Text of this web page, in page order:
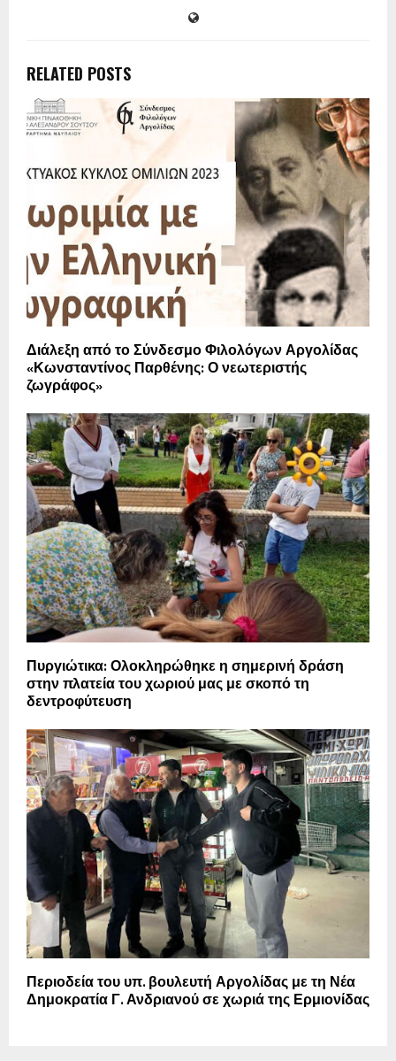
RELATED POSTS
Διάλεξη από το Σύνδεσμο Φιλολόγων Αργολίδας
«Κωνσταντίνος Παρθένης: Ο νεωτεριστής
ζωγράφος»
Πυργιώτικα: Ολοκληρώθηκε η σημερινή δράση
στην πλατεία του χωριού μας με σκοπό τη
δεντροφύτευση
Περιοδεία του υπ. βουλευτή Αργολίδας με τη Νέα
Δημοκρατία Γ. Ανδριανού σε χωριά της Ερμιονίδας